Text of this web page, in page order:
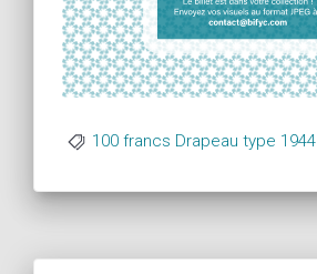
100 francs Drapeau type 1944